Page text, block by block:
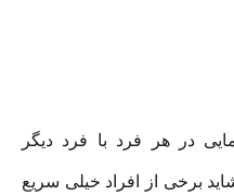
در هر فرد با فرد دیگر
برخی از افراد خیلی سریع